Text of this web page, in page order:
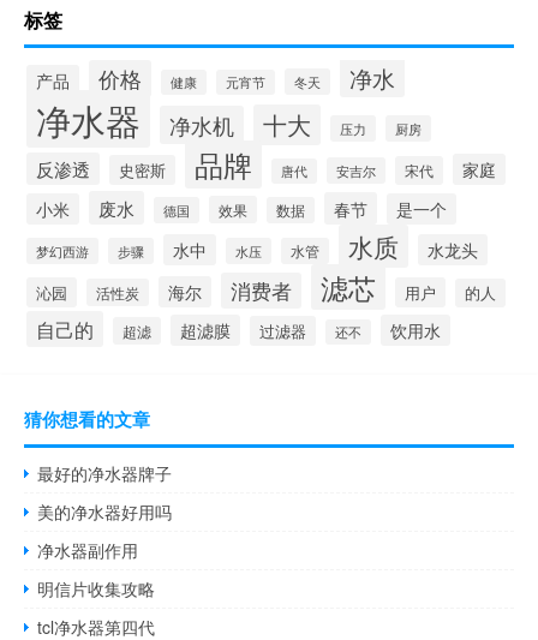
标签
产品 价格 健康 元宵节 冬天 净水
净水器 净水机 十大 压力 厨房
反渗透 史密斯 品牌 唐代 安吉尔 宋代
家庭
小米
废水 德国 效果 数据 春节 是一个
梦幻西游 步骤 水中 水压 水管 水质 水龙头
沁园 活性炭 海尔 消费者 滤芯 用户 的人
自己的 超滤 超滤膜 过滤器 还不 饮用水
猜你想看的文章
最好的净水器牌子
美的净水器好用吗
净水器副作用
明信片收集攻略
tcl净水器第四代